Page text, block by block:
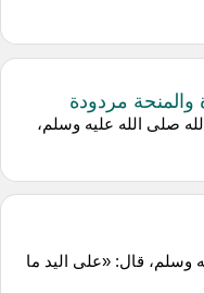
مردودة
صلى الله عليه وسلم،
قال: «على اليد ما